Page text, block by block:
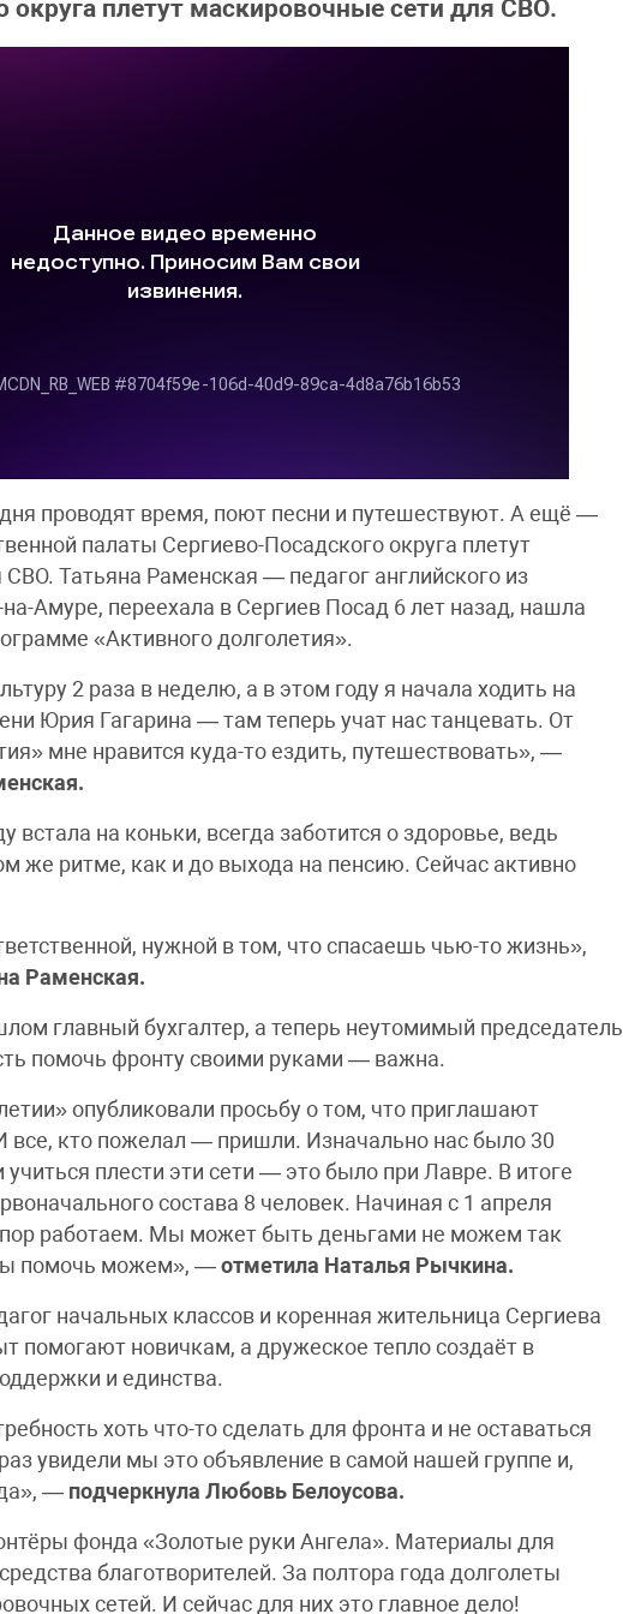
округа плетут маскировочные сети для СВО.
проводят время, поют песни и путешествуют. А ещё —
палаты Сергиево-Посадского округа плетут
Татьяна Раменская — педагог английского из
Амуре, переехала в Сергиев Посад 6 лет назад, нашла
«Активного долголетия».
2 раза в неделю, а в этом году я начала ходить на
Юрия Гагарина — там теперь учат нас танцевать. От
мне нравится куда-то ездить, путешествовать», —
встала на коньки, всегда заботится о здоровье, ведь
же ритме, как и до выхода на пенсию. Сейчас активно
нужной в том, что спасаешь чью-то жизнь»,
Раменская.
главный бухгалтер, а теперь неутомимый председатель
помочь фронту своими руками — важна.
опубликовали просьбу о том, что приглашают
все, кто пожелал — пришли. Изначально нас было 30
плести эти сети — это было при Лавре. В итоге
состава 8 человек. Начиная с 1 апреля
работаем. Мы может быть деньгами не можем так
помочь можем», —отметила Наталья Рычкина.
начальных классов и коренная жительница Сергиева
помогают новичкам, а дружеское тепло создаёт в
и единства.
хоть что-то сделать для фронта и не оставаться
увидели мы это объявление в самой нашей группе и,
— подчеркнула Любовь Белоусова.
фонда «Золотые руки Ангела». Материалы для
благотворителей. За полтора года долголеты
сетей. И сейчас для них это главное дело!